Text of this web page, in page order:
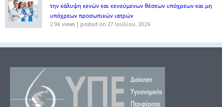
την κάλυψη κενών και κενούμενων θέσεων υπόχρεων και μη
υπόχρεων προσωπικών ιατρών
2.9k views | posted on 27 Ιουλίου, 2026